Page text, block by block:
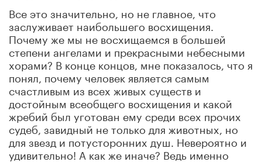
Все это значительно, но не главное, что
заслуживает наибольшего восхищения.
Почему же мы не восхищаемся в большей
степени ангелами и прекрасными небесными
хорами? В конце концов, мне показалось, что я
понял, почему человек является самым
счастливым из всех живых существ и
достойным всеобщего восхищения и какой
жребий был уготован ему среди всех прочих
судеб, завидный не только для животных, но
для звезд и потусторонних душ. Невероятно и
удивительно! А как же иначе? Ведь именно